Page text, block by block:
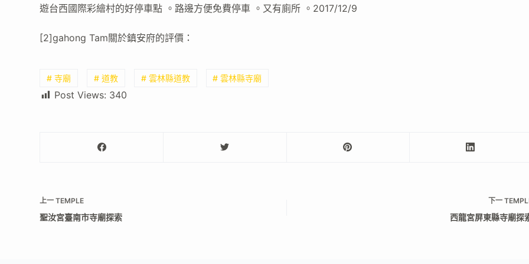
遊台西國際彩繪村的好停車點 。路邊方便免費停車 。又有廁所 。2017/12/9
[2]gahong Tam關於鎮安府的評價：
# 寺廟 # 道教 # 雲林縣道教 # 雲林縣寺廟
Post Views: 340
上一TEMPLE
聖汝宮臺南市寺廟探索
下一
西龍宮屏東縣寺廟探